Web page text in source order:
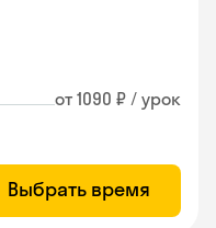
от 1090 ₽ / урок
Выбрать время